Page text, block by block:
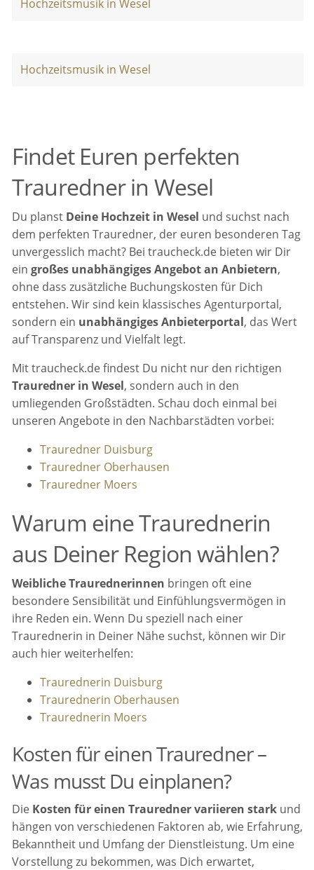
Hochzeitsmusik in Wesel
Hochzeitsmusik in Wesel
Findet Euren perfekten
Trauredner in Wesel
Du planst Deine Hochzeit in Wesel und suchst nach
dem perfekten Trauredner, der euren besonderen Tag
unvergesslich macht? Bei traucheck.de bieten wir Dir
eingroßes unabhängiges Angebot an Anbietern,
ohne dass zusätzliche Buchungskosten für Dich
entstehen. Wir sind kein klassisches Agenturportal,
sondern ein unabhängiges Anbieterportal, das Wert
auf Transparenz und Vielfalt legt.
Mit traucheck.de findest Du nicht nur den richtigen
Trauredner in Wesel, sondern auch in den
umliegenden Großstädten. Schau doch einmal bei
unseren Angebote in den Nachbarstädten vorbei:
Trauredner Duisburg
Trauredner Oberhausen
Trauredner Moers
Warum eine Traurednerin
aus Deiner Region wählen?
Weibliche Traurednerinnen bringen oft eine
besondere Sensibilität und Einfühlungsvermögen in
ihre Reden ein. Wenn Du speziell nach einer
Traurednerin in Deiner Nähe suchst, können wir Dir
auch hier weiterhelfen:
Traurednerin Duisburg
Traurednerin Oberhausen
Traurednerin Moers
Kosten für einen Trauredner –
Was musst Du einplanen?
Die Kosten für einen Trauredner variieren stark und
hängen von verschiedenen Faktoren ab, wie Erfahrung,
Bekanntheit und Umfang der Dienstleistung. Um eine
Vorstellung zu bekommen, was Dich erwartet,